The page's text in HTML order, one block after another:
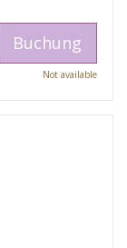
Buchung
Not available